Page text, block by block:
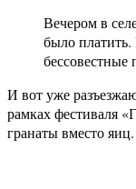
Вечером в
было платить.
бессовестные
И вот уже
рамках фестиваля
гранаты вместо